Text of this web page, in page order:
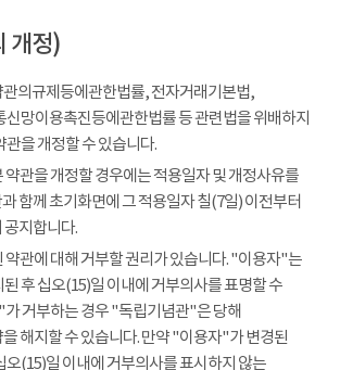
개정)
의규제등에관한법률, 전자거래기본법,
신망이용촉진등에관한법률 등 관련법을 위배하지
관을 개정할 수 있습니다.
관을 개정할 경우에는 적용일자 및 개정사유를
함께 초기화면에 그 적용일자 칠(7일) 이전부터
공지합니다.
관에 대해 거부할 권리가 있습니다. "이용자"는
후 십오(15)일 이내에 거부의사를 표명할 수
거부하는 경우 "독립기념관"은 당해
해지할 수 있습니다. 만약 "이용자"가 변경된
오(15)일 이내에 거부의사를 표시하지 않는